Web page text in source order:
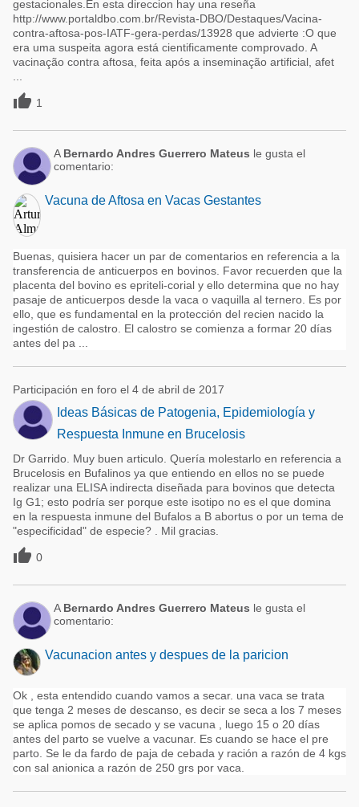
gestacionales.En esta direccion hay una reseña
http://www.portaldbo.com.br/Revista-DBO/Destaques/Vacina-
contra-aftosa-pos-IATF-gera-perdas/13928 que advierte :O que
era uma suspeita agora está cientificamente comprovado. A
vacinação contra aftosa, feita após a inseminação artificial, afet
 1
A Bernardo Andres Guerrero Mateus le gusta el
comentario:
Vacuna de Aftosa en Vacas Gestantes
Buenas, quisiera hacer un par de comentarios en referencia a la
transferencia de anticuerpos en bovinos. Favor recuerden que la
placenta del bovino es epriteli-corial y ello determina que no hay
pasaje de anticuerpos desde la vaca o vaquilla al ternero. Es por
ello, que es fundamental en la protección del recien nacido la
ingestión de calostro. El calostro se comienza a formar 20 días
antes del pa ...
Participación en foro el 4 de abril de 2017
Ideas Básicas de Patogenia, Epidemiología y
Respuesta Inmune en Brucelosis
Dr Garrido. Muy buen articulo. Quería molestarlo en referencia a
Brucelosis en Bufalinos ya que entiendo en ellos no se puede
realizar una ELISA indirecta diseñada para bovinos que detecta
Ig G1; esto podría ser porque este isotipo no es el que domina
en la respuesta inmune del Bufalos a B abortus o por un tema de
"especificidad" de especie? . Mil gracias.
 0
A Bernardo Andres Guerrero Mateus le gusta el
comentario:
Vacunacion antes y despues de la paricion
Ok , esta entendido cuando vamos a secar. una vaca se trata
que tenga 2 meses de descanso, es decir se seca a los 7 meses
se aplica pomos de secado y se vacuna , luego 15 o 20 días
antes del parto se vuelve a vacunar. Es cuando se hace el pre
parto. Se le da fardo de paja de cebada y ración a razón de 4 kgs
con sal anionica a razón de 250 grs por vaca.